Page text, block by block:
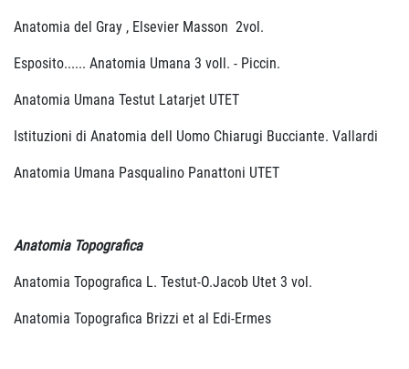
Anatomia del Gray , Elsevier Masson 2vol.
Esposito...... Anatomia Umana 3 voll. - Piccin.
Anatomia Umana Testut Latarjet UTET
Istituzioni di Anatomia dell Uomo Chiarugi Bucciante. Vallardi
Anatomia Umana Pasqualino Panattoni UTET
Anatomia Topografica
Anatomia Topografica L. Testut-O.Jacob Utet 3 vol.
Anatomia Topografica Brizzi et al Edi-Ermes